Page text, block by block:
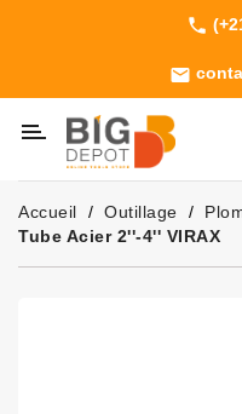
phone
email
Machines
Outillage
Jardinage
Consommables
Accueil Outillage
Tube Acier 2''-4'' VIRAX